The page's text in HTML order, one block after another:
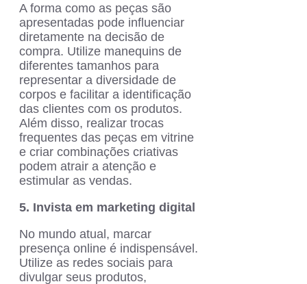
A forma como as peças são
apresentadas pode influenciar
diretamente na decisão de
compra. Utilize manequins de
diferentes tamanhos para
representar a diversidade de
corpos e facilitar a identificação
das clientes com os produtos.
Além disso, realizar trocas
frequentes das peças em vitrine
e criar combinações criativas
podem atrair a atenção e
estimular as vendas.
5. Invista em marketing digital
No mundo atual, marcar
presença online é indispensável.
Utilize as redes sociais para
divulgar seus produtos,